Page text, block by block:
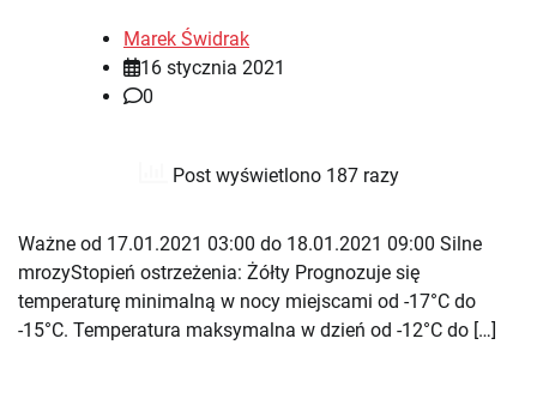
Marek Świdrak
16 stycznia 2021
0
Post wyświetlono 187 razy
Ważne od 17.01.2021 03:00 do 18.01.2021 09:00 Silne
mrozyStopień ostrzeżenia: Żółty Prognozuje się
temperaturę minimalną w nocy miejscami od -17°C do
-15°C. Temperatura maksymalna w dzień od -12°C do […]